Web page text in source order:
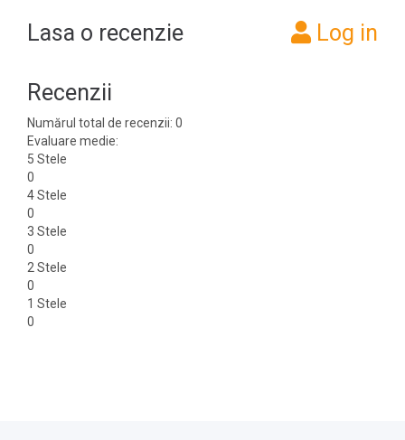
Lasa o recenzie Log in
Recenzii
Numărul total de recenzii: 0
Evaluare medie:
5 Stele
0
4 Stele
0
3 Stele
0
2 Stele
0
1 Stele
0